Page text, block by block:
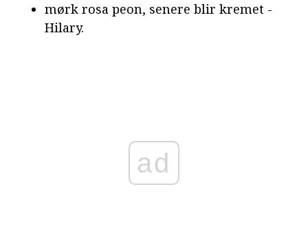
mørk rosa peon, senere blir kremet -
Hilary.
ad